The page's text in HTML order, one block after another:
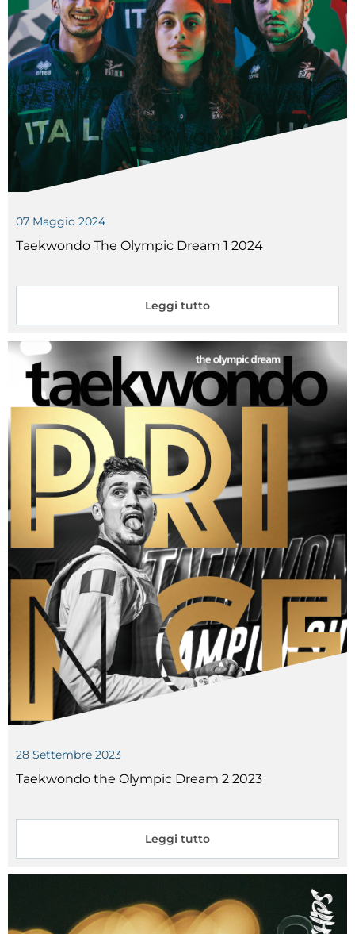
07 Maggio 2024
Taekwondo The Olympic Dream 1 2024
Leggi tutto
28 Settembre 2023
Taekwondo the Olympic Dream 2 2023
Leggi tutto